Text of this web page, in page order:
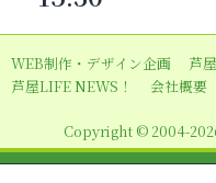
ー
シ
ョ
WEB制作・デザイン企画 芦
芦屋LIFE NEWS！
会社概要
Copyright © 2004-